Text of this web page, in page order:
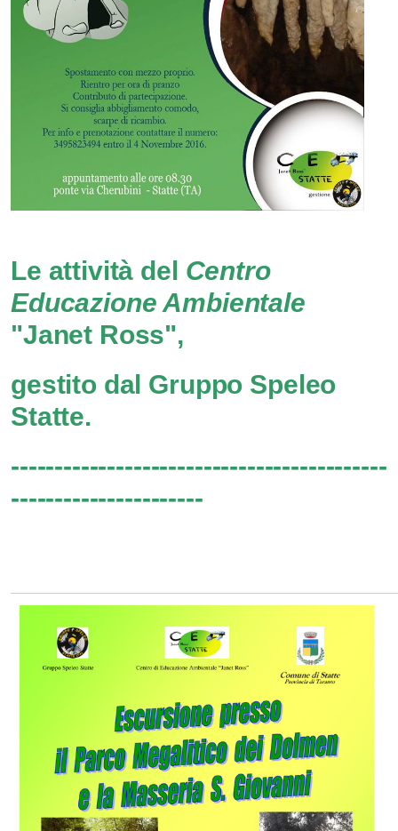
Le attività del Centro
Educazione Ambientale
"Janet Ross",
gestito dal Gruppo Speleo
Statte.
-------------------------------------------
----------------------